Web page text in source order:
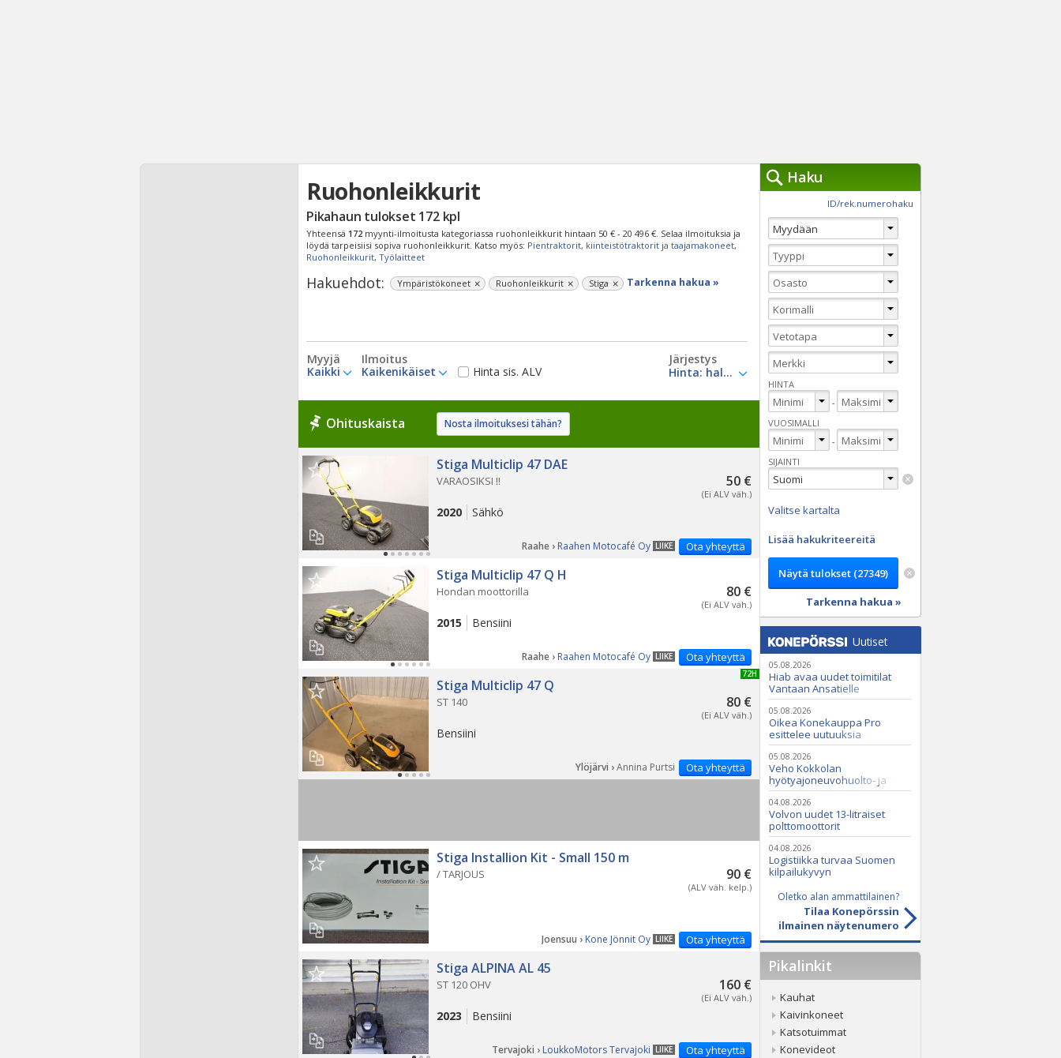
Ruohonleikkurit
Pikahaun tulokset 172kpl
Yhteensä 172 myynti-ilmoitusta kategoriassa ruohonleikkurit hintaan 50 € - 20 496 €. Selaa ilmoituksia ja
löydä tarpeisiisi sopiva ruohonleikkurit. Katso myös: Pientraktorit, kiinteistötraktorit ja taajamakoneet,
Ruohonleikkurit, Työlaitteet
Hakuehdot: Ympäristökoneet Ruohonleikkurit Stiga Tarkenna hakua »
Myyjä
Kaikki
Ilmoitus
Kaikenikäiset
Hinta sis. ALV
Järjestys
Ohituskaista Nosta ilmoituksesi tähän?
Stiga Multiclip 47 DAE
50 €
(Ei ALV väh.)
VARAOSIKSI !!
2020 Sähkö
Ota yhteyttä
LIIKE
Raahe › Raahen Motocafé Oy
Stiga Multiclip 47 Q H
80 €
(Ei ALV väh.)
Hondan moottorilla
2015 Bensiini
Ota yhteyttä
LIIKE
Raahe › Raahen Motocafé Oy
UUSI 72H
Stiga Multiclip 47 Q
80 €
(Ei ALV väh.)
ST 140
Bensiini
Ota yhteyttä
Ylöjärvi ›Annina Purtsi
Stiga Installion Kit - Small 150 m
90 €
(ALV väh. kelp.)
/ TARJOUS
Ota yhteyttä
LIIKE
Joensuu › Kone Jönnit Oy
Stiga ALPINA AL 45
160 €
(Ei ALV väh.)
ST 120 OHV
2023 Bensiini
Ota yhteyttä
LIIKE
Tervajoki › LoukkoMotors Tervajoki
Haku
Tyhjennä haut
ID/rek.numerohaku
HINTA
-
VUOSIMALLI
-
SIJAINTI
Valitse kartalta
Lisää hakukriteereitä
Tarkenna hakua »
Uutiset
05.08.2026
Hiab avaa uudet toimitilat
Vantaan Ansatielle
05.08.2026
Oikea Konekauppa Pro
esittelee uutuuksia
ammattikäyttöön
05.08.2026
Veho Kokkolan
hyötyajoneuvohuolto- ja
varaosatoiminnot Q2 Service
Oy:lle lokakuussa
04.08.2026
Volvon uudet 13-litraiset
polttomoottorit
04.08.2026
Logistiikka turvaa Suomen
kilpailukyvyn
Oletko alan ammattilainen?
Tilaa Konepörssin
ilmainen näytenumero
Pikalinkit
Kauhat
Kaivinkoneet
Katsotuimmat
Konevideot